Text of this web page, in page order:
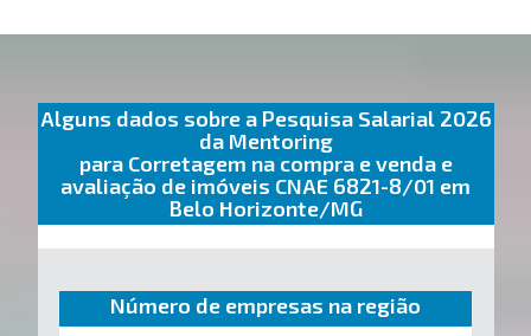
Alguns dados sobre a Pesquisa Salarial 2026
da Mentoring
para Corretagem na compra e venda e
avaliação de imóveis CNAE 6821-8/01 em
Belo Horizonte/MG
Número de empresas na região